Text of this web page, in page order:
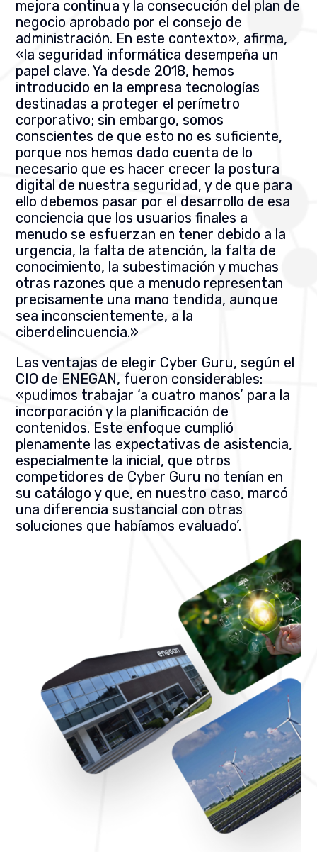
mejora continua y la consecución del plan de
negocio aprobado por el consejo de
administración. En este contexto», afirma,
«la seguridad informática desempeña un
papel clave. Ya desde 2018, hemos
introducido en la empresa tecnologías
destinadas a proteger el perímetro
corporativo; sin embargo, somos
conscientes de que esto no es suficiente,
porque nos hemos dado cuenta de lo
necesario que es hacer crecer la postura
digital de nuestra seguridad, y de que para
ello debemos pasar por el desarrollo de esa
conciencia que los usuarios finales a
menudo se esfuerzan en tener debido a la
urgencia, la falta de atención, la falta de
conocimiento, la subestimación y muchas
otras razones que a menudo representan
precisamente una mano tendida, aunque
sea inconscientemente, a la
ciberdelincuencia.»
Las ventajas de elegir Cyber Guru, según el
CIO de ENEGAN, fueron considerables:
«pudimos trabajar ‘a cuatro manos’ para la
incorporación y la planificación de
contenidos. Este enfoque cumplió
plenamente las expectativas de asistencia,
especialmente la inicial, que otros
competidores de Cyber Guru no tenían en
su catálogo y que, en nuestro caso, marcó
una diferencia sustancial con otras
soluciones que habíamos evaluado’.